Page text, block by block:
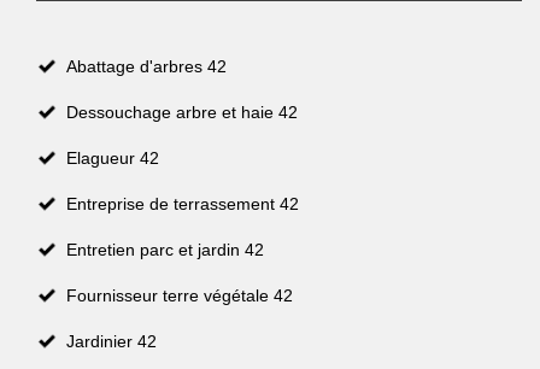
Abattage d'arbres 42
Dessouchage arbre et haie 42
Elagueur 42
Entreprise de terrassement 42
Entretien parc et jardin 42
Fournisseur terre végétale 42
Jardinier 42